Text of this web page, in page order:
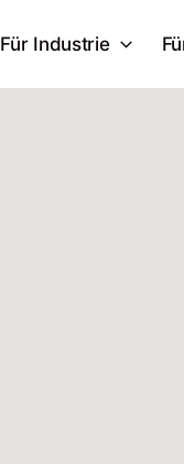
Für Industrie